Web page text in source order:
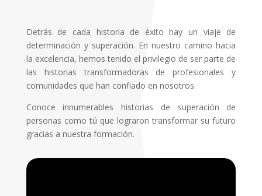
Detrás de cada historia de éxito hay un viaje de
determinación y superación. En nuestro camino hacia
la excelencia, hemos tenido el privilegio de ser parte de
las historias transformadoras de profesionales y
comunidades que han confiado en nosotros.
Conoce innumerables historias de superación de
personas como tú que lograron transformar su futuro
gracias a nuestra formación.